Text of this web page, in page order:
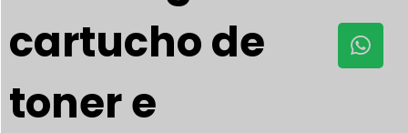
cartucho de
toner e